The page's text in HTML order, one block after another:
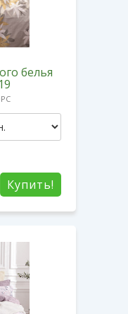
белья
Купить!